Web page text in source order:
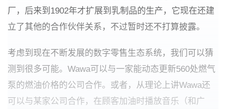
厂，后来到1902年才扩展到乳制品的生产，它现在还建
立了其他的合作伙伴关系，不过暂时还不打算披露。
考虑到现在不断发展的数字零售生态系统，我们可以猜
测到很多可能。Wawa可以与一家能动态更新560处燃气
泵的燃油价格的公司合作。或者，从理论上讲Wawa还
可以与某家公司合作，在顾客加油时播放音乐（和广